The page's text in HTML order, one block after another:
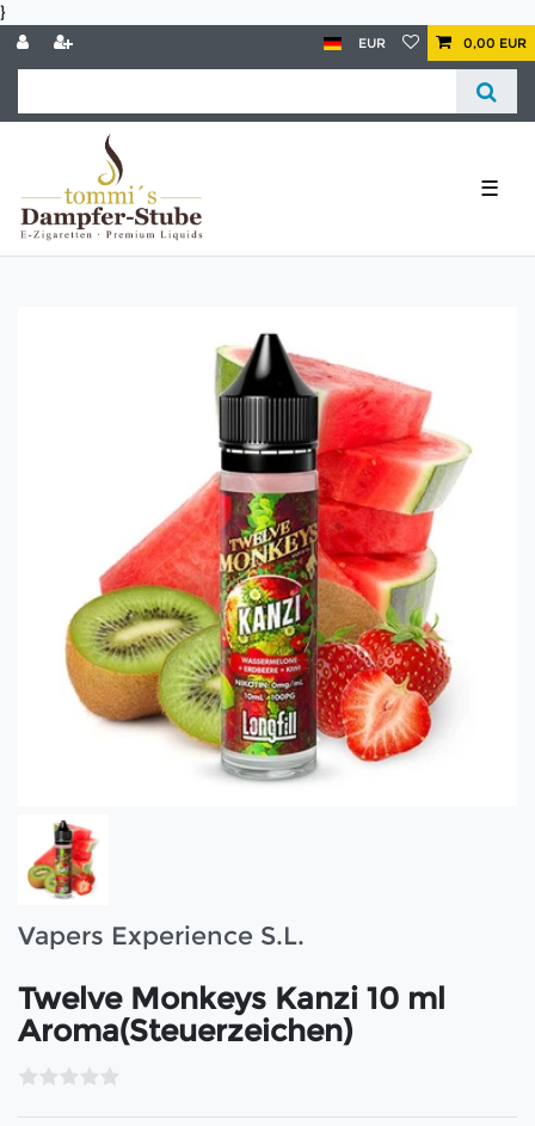
}
EUR 0,00 EUR
☰
Vapers Experience S.L.
Twelve Monkeys Kanzi 10 ml
Aroma(Steuerzeichen)